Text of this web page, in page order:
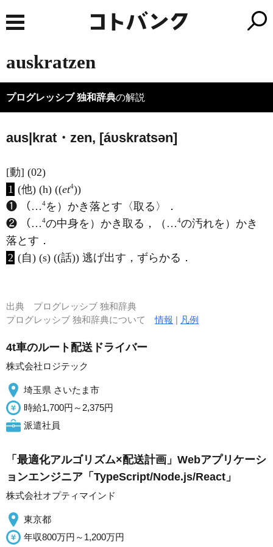
auskratzen
プログレッシブ 独和辞典の解説
aus|krat・zen, [áυskratsən]
[動] (02)
1 (他) (h) ((et4))
❶ （…4を）かき落とす〈取る〉．
❷ （…4の中身を）かき取る，（…4の汚れを）かき
落とす．
2 (自) (s) ((話)) 逃げ出す，ずらかる．
出典 プログレッシブ 独和辞典
プログレッシブ 独和辞典について情報 | 凡例
4t車のルート配送ドライバー
株式会社ロジテック
埼玉県 さいたま市
時給1,700円～2,375円
派遣社員
「最適化アルゴリズム×配送計画」Webアプリケーシ
ョンエンジニア「TypeScript/Node.js/React」
株式会社オプティマインド
東京都
年収800万円～1,200万円